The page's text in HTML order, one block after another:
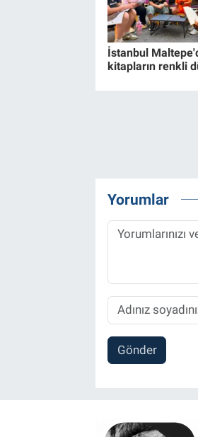
İstanbul
kitapların renkli
Yorumlar
Gönder